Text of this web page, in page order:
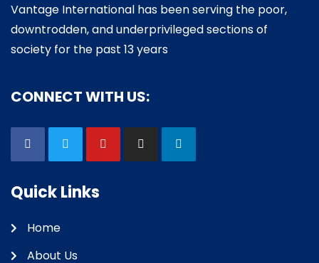
Vantage International has been serving the poor,
downtrodden, and underprivileged sections of
society for the past 13 years
CONNECT WITH US:
Quick Links
Home
About Us